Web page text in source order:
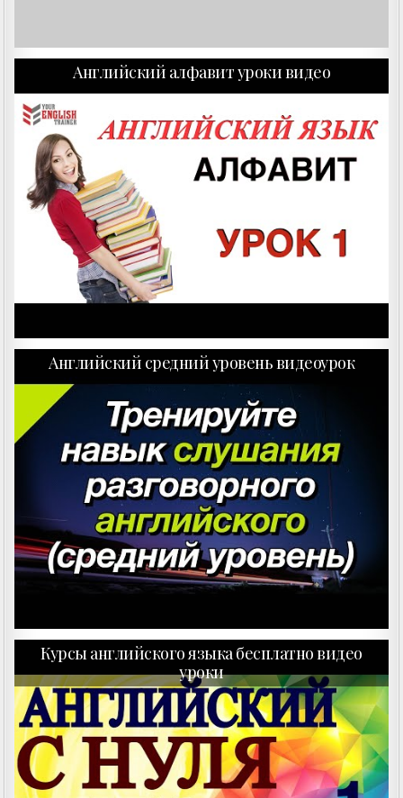
Английский алфавит уроки видео
Английский средний уровень видеоурок
Курсы английского языка бесплатно видео
уроки